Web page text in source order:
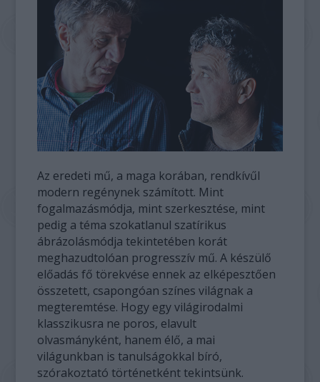
Az eredeti mű, a maga korában, rendkívűl
modern regénynek számított. Mint
fogalmazásmódja, mint szerkesztése, mint
pedig a téma szokatlanul szatírikus
ábrázolásmódja tekintetében korát
meghazudtolóan progresszív mű. A készülő
előadás fő törekvése ennek az elképesztően
összetett, csapongóan színes világnak a
megteremtése. Hogy egy világirodalmi
klasszikusra ne poros, elavult
olvasmányként, hanem élő, a mai
világunkban is tanulságokkal bíró,
szórakoztató történetként tekintsünk.